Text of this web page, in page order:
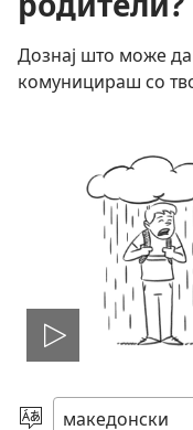
Дознај што може
комуницираш со
Пушти
Избери